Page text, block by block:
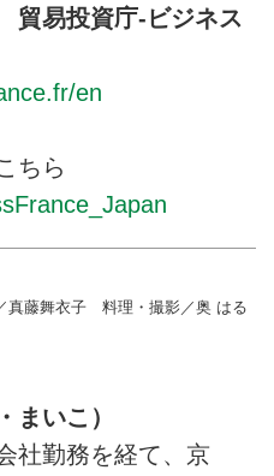
易投資庁-ビジネス
en
ちら
真藤舞衣子 料理・撮影／奥 はる
まいこ）
社勤務を経て、京